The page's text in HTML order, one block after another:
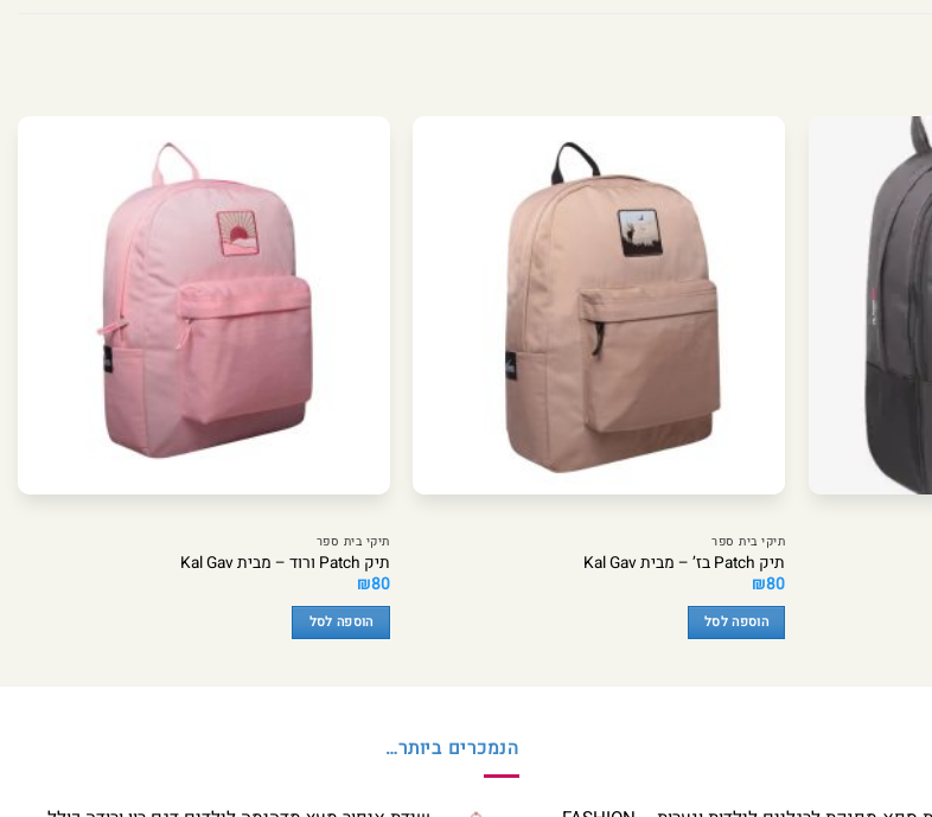
תיקי בית ספר
תיק Patch בז’ – מבית Kal Gav
₪80
הוספה לסל
תיקי בית ספר
תיק Patch ורוד – מבית Kal Gav
₪80
הוספה לסל
הנמכרים ביותר…